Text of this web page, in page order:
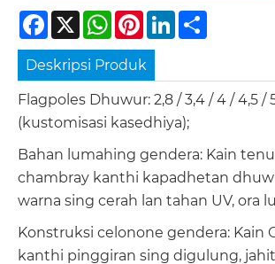
Facebook
X WhatsApp
Pinterest
LinkedIn
Deskripsi Produk
Flagpoles Dhuwur: 2,8 / 3,4 / 4 / 4,5 /
(kustomisasi kasedhiya);
Bahan lumahing gendera: Kain
chambray kanthi kapadhetan
warna sing cerah lan tahan UV, ora
Konstruksi celonone gendera: Kain
kanthi pinggiran sing digulung,